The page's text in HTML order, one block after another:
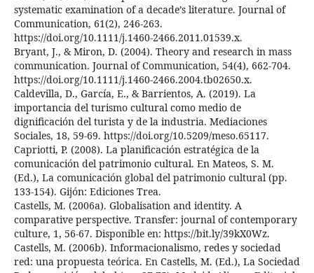
systematic examination of a decade’s literature. Journal of
Communication, 61(2), 246-263.
https://doi.org/10.1111/j.1460-2466.2011.01539.x.
Bryant, J., & Miron, D. (2004). Theory and research in mass
communication. Journal of Communication, 54(4), 662-704.
https://doi.org/10.1111/j.1460-2466.2004.tb02650.x.
Caldevilla, D., García, E., & Barrientos, A. (2019). La
importancia del turismo cultural como medio de
dignificación del turista y de la industria. Mediaciones
Sociales, 18, 59-69. https://doi.org/10.5209/meso.65117.
Capriotti, P. (2008). La planificación estratégica de la
comunicación del patrimonio cultural. En Mateos, S. M.
(Ed.), La comunicación global del patrimonio cultural (pp.
133-154). Gijón: Ediciones Trea.
Castells, M. (2006a). Globalisation and identity. A
comparative perspective. Transfer: journal of contemporary
culture, 1, 56-67. Disponible en: https://bit.ly/39kX0Wz.
Castells, M. (2006b). Informacionalismo, redes y sociedad
red: una propuesta teórica. En Castells, M. (Ed.), La Sociedad